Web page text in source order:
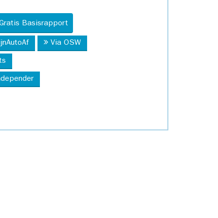
Basisrapport
Via OSW